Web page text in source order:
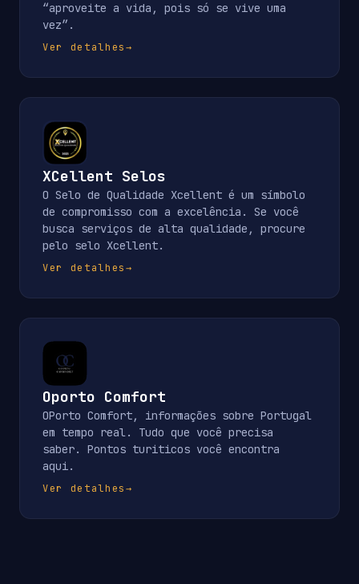
“aproveite a vida, pois só se vive uma
vez”.
Ver detalhes→
XCellent Selos
O Selo de Qualidade Xcellent é um símbolo
de compromisso com a excelência. Se você
busca serviços de alta qualidade, procure
pelo selo Xcellent.
Ver detalhes→
Oporto Comfort
OPorto Comfort, informações sobre Portugal
em tempo real. Tudo que você precisa
saber. Pontos turiticos você encontra
aqui.
Ver detalhes→